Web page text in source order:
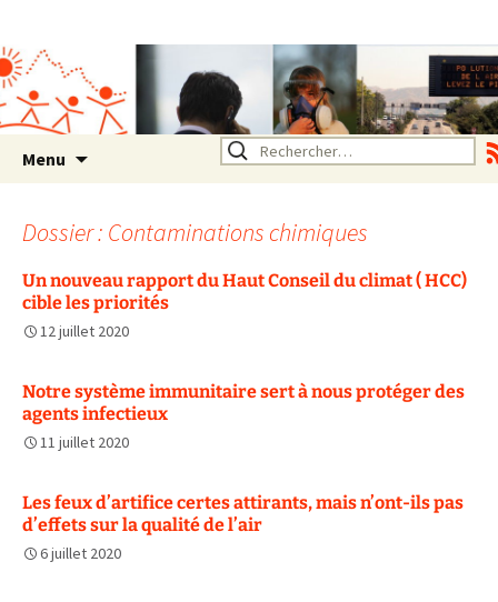
Rhône Alpes
Un environnement sain pour
la santé de tous
Menu Rechercher :
Dossier : Contaminations chimiques
Un nouveau rapport du Haut Conseil du climat ( HCC)
cible les priorités
12 juillet 2020
Notre système immunitaire sert à nous protéger des
agents infectieux
11 juillet 2020
Les feux d’artifice certes attirants, mais n’ont-ils pas
d’effets sur la qualité de l’air
6 juillet 2020